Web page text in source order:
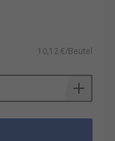
10,12 €/Beutel